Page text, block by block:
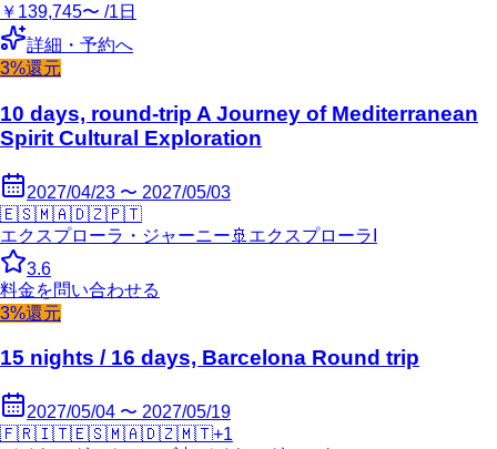
￥139,745〜 /1日
詳細・予約へ
3%還元
10 days, round-trip A Journey of Mediterranean
Spirit Cultural Exploration
2027/04/23 〜 2027/05/03
🇪🇸🇲🇦🇩🇿🇵🇹
エクスプローラ・ジャーニー 🚢 エクスプローラI
3.6
料金を問い合わせる
3%還元
15 nights / 16 days, Barcelona Round trip
2027/05/04 〜 2027/05/19
🇫🇷🇮🇹🇪🇸🇲🇦🇩🇿🇲🇹+1